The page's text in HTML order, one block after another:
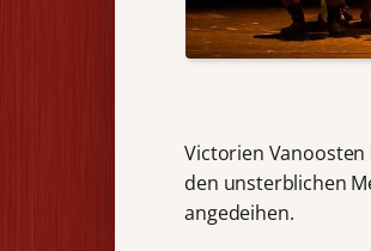
Victorien
den unsterblichen
angedeihen.